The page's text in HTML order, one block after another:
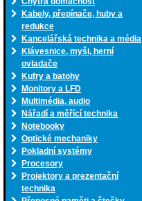
Kabely, přepínače, huby a
redukce
Kancelářská technika a média
Klávesnice, myši, herní
ovladače
Kufry a batohy
Monitory a LFD
Multimédia, audio
Nářadí a měřící technika
Notebooky
Optické mechaniky
Pokladní systémy
Procesory
Projektory a prezentační
technika